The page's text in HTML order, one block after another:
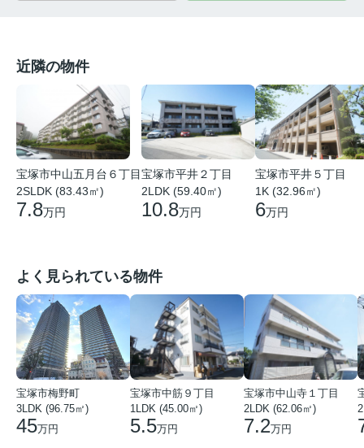
近隣の物件
宝塚市中山五月台６丁目
2SLDK (83.43㎡)
7.8万円
宝塚市平井２丁目
2LDK (59.40㎡)
10.8万円
宝塚市平井５丁目
1K (32.96㎡)
6万円
よく見られている物件
宝塚市梅野町
3LDK (96.75㎡)
45万円
宝塚市中筋９丁目
1LDK (45.00㎡)
5.5万円
宝塚市中山寺１丁目
2LDK (62.06㎡)
7.2万円